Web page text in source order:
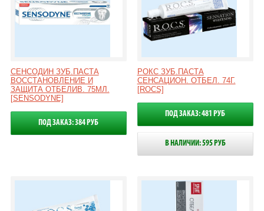
СЕНСОДИН ЗУБ.ПАСТА
ВОССТАНОВЛЕНИЕ И
ЗАЩИТА ОТБЕЛИВ. 75МЛ.
[SENSODYNE]
ПОД ЗАКАЗ: 384 РУБ
РОКС ЗУБ.ПАСТА
СЕНСАЦИОН. ОТБЕЛ. 74Г.
[ROCS]
ПОД ЗАКАЗ: 481 РУБ
В НАЛИЧИИ: 595 РУБ